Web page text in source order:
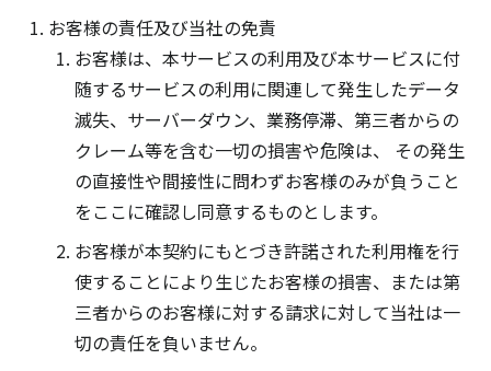
お客様の責任及び当社の免責
お客様は、本サービスの利用及び本サービスに付
随するサービスの利用に関連して発生したデータ
滅失、サーバーダウン、業務停滞、第三者からの
クレーム等を含む一切の損害や危険は、 その発生
の直接性や間接性に問わずお客様のみが負うこと
をここに確認し同意するものとします。
お客様が本契約にもとづき許諾された利用権を行
使することにより生じたお客様の損害、または第
三者からのお客様に対する請求に対して当社は一
切の責任を負いません。